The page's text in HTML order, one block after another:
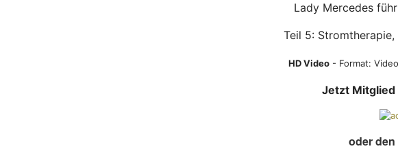
Lady Mercedes
Teil 5:
HD Video - Format:
Jetzt Mitglied
oder